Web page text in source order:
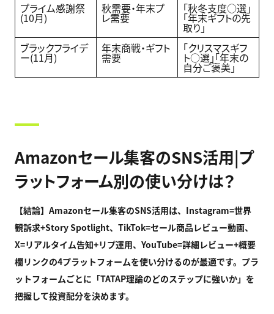
プライム感謝祭
(10月)
秋需要・年末プ
レ需要
「秋冬支度○選」
「年末ギフトの先
取り」
ブラックフライデ
ー(11月)
年末商戦・ギフト
需要
「クリスマスギフ
ト○選」「年末の
自分ご褒美」
Amazonセール集客のSNS活用|プ
ラットフォーム別の使い分けは？
【結論】Amazonセール集客のSNS活用は、Instagram=世界
観訴求+Story Spotlight、TikTok=セール商品レビュー動画、
X=リアルタイム告知+リプ運用、YouTube=詳細レビュー+概要
欄リンクの4プラットフォームを使い分けるのが最適です。プラ
ットフォームごとに「TATAP理論のどのステップに強いか」を
把握して投資配分を決めます。